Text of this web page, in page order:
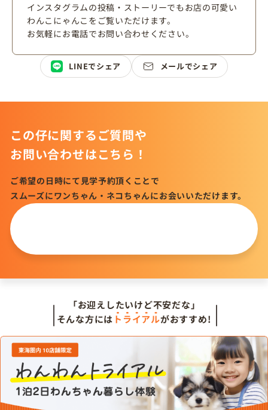
インスタグラムの投稿・ストーリーでもお店の可愛い
わんこにゃんこをご覧いただけます。
お気軽にお電話でお問い合わせください。
LINEでシェア メールでシェア
この仔に関するご質問や
お問い合わせはこちら！
ご希望の日時にて見学予約頂くことで
スムーズにワンちゃん・ネコちゃんにお会いいただけます。
「お迎えしたいけど不安だな」
そんな方には トライアルがおすすめ!